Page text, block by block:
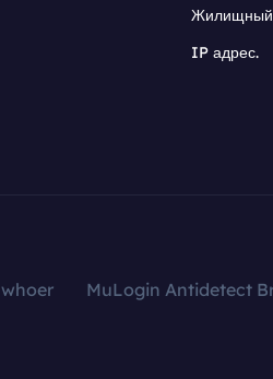
Жилищный
IP адрес.
whoer
MuLogin Antidetect